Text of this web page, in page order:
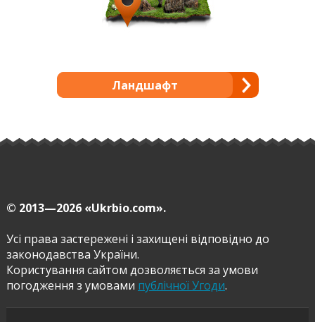
Ландшафт
© 2013—2026 «Ukrbio.com».
Усі права застережені і захищені відповідно до
законодавства України.
Користування сайтом дозволяється за умови
погодження з умовами публічної Угоди.